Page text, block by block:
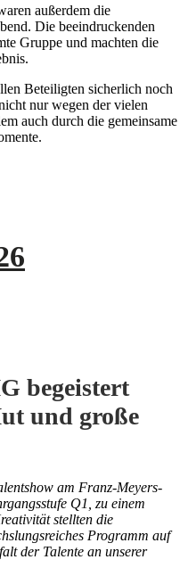
außerdem die
Die beeindruckenden
Gruppe und machten die
Beteiligten sicherlich noch
nur wegen der vielen
auch durch die gemeinsame
begeistert
und große
am Franz-Meyers-
Q1, zu einem
stellten die
Programm auf
der Talente an unserer